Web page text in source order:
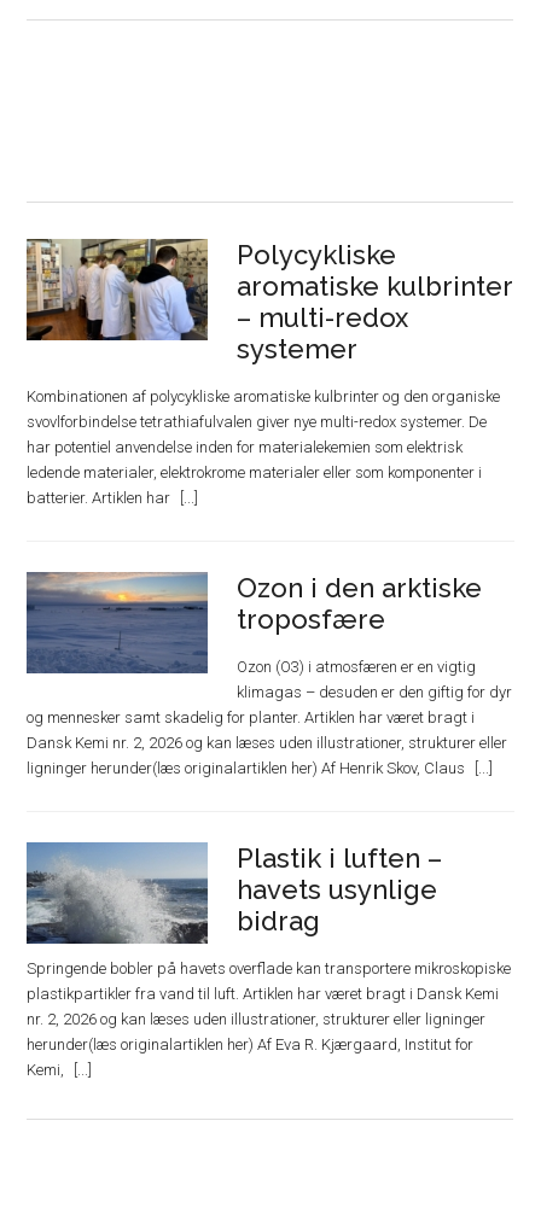
Polycykliske
aromatiske kulbrinter
– multi-redox
systemer
Kombinationen af polycykliske aromatiske kulbrinter og den organiske
svovlforbindelse tetrathiafulvalen giver nye multi-redox systemer. De
har potentiel anvendelse inden for materialekemien som elektrisk
ledende materialer, elektrokrome materialer eller som komponenter i
batterier. Artiklen har
Ozon i den arktiske
troposfære
Ozon (O3) i atmosfæren er en vigtig
klimagas – desuden er den giftig for dyr
og mennesker samt skadelig for planter. Artiklen har været bragt i
Dansk Kemi nr. 2, 2026 og kan læses uden illustrationer, strukturer eller
ligninger herunder(læs originalartiklen her) Af Henrik Skov, Claus
Plastik i luften –
havets usynlige
bidrag
Springende bobler på havets overflade kan transportere mikroskopiske
plastikpartikler fra vand til luft. Artiklen har været bragt i Dansk Kemi
nr. 2, 2026 og kan læses uden illustrationer, strukturer eller ligninger
herunder(læs originalartiklen her) Af Eva R. Kjærgaard, Institut for
Kemi,